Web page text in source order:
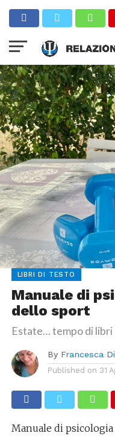
LIBRI DI TESTO
Manuale di
dello sport
Estate… tempo di libri
By Francesca
Published on 31
Manuale di